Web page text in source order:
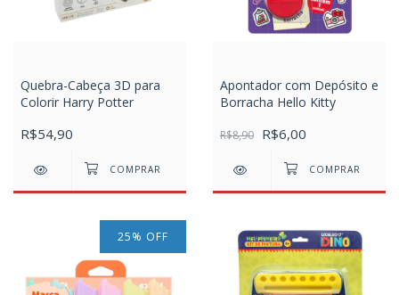
Quebra-Cabeça 3D para
Colorir Harry Potter
R$54,90
Apontador com Depósito e
Borracha Hello Kitty
R$8,90 R$6,00
25% OFF